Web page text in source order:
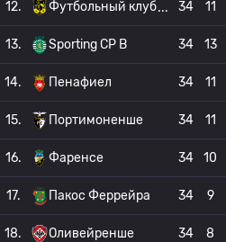
12. Футбольный клуб 34 11
13. Sporting CP B 34 13
14. Пенафиел 34 11
15. Портимоненше 34 11
16. Фаренсе 34 10
17. Пакос Феррейра 34 9
18. Оливейренше 34 8